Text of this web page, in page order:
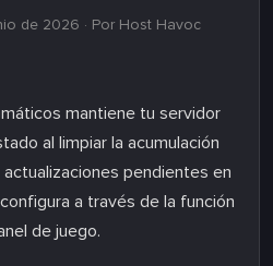
de 2026 · Por Host Havoc
mantiene tu servidor
al limpiar la acumulación
pendientes en
a través de la función
de juego.